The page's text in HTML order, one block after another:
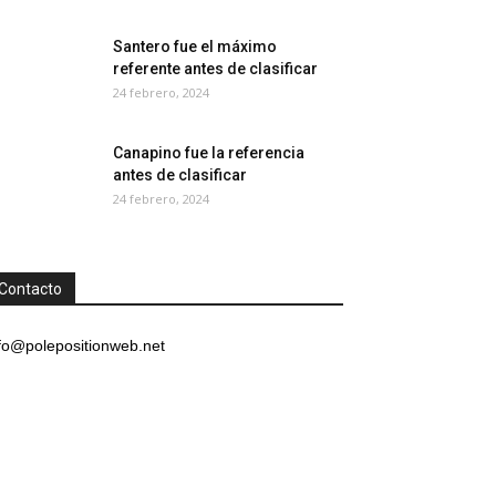
Santero fue el máximo
referente antes de clasificar
24 febrero, 2024
Canapino fue la referencia
antes de clasificar
24 febrero, 2024